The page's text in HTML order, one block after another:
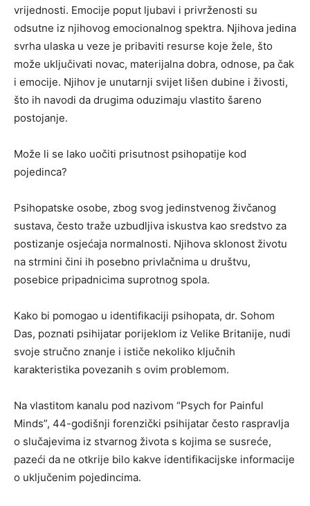
vrijednosti. Emocije poput ljubavi i privrženosti su
odsutne iz njihovog emocionalnog spektra. Njihova jedina
svrha ulaska u veze je pribaviti resurse koje žele, što
može uključivati ​​novac, materijalna dobra, odnose, pa čak
i emocije. Njihov je unutarnji svijet lišen dubine i živosti,
što ih navodi da drugima oduzimaju vlastito šareno
postojanje.
Može li se lako uočiti prisutnost psihopatije kod
pojedinca?
Psihopatske osobe, zbog svog jedinstvenog živčanog
sustava, često traže uzbudljiva iskustva kao sredstvo za
postizanje osjećaja normalnosti. Njihova sklonost životu
na strmini čini ih posebno privlačnima u društvu,
posebice pripadnicima suprotnog spola.
Kako bi pomogao u identifikaciji psihopata, dr. Sohom
Das, poznati psihijatar porijeklom iz Velike Britanije, nudi
svoje stručno znanje i ističe nekoliko ključnih
karakteristika povezanih s ovim problemom.
Na vlastitom kanalu pod nazivom “Psych for Painful
Minds”, 44-godišnji forenzički psihijatar često raspravlja
o slučajevima iz stvarnog života s kojima se susreće,
pazeći da ne otkrije bilo kakve identifikacijske informacije
o uključenim pojedincima.